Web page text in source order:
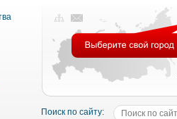
Поиск по сайту: